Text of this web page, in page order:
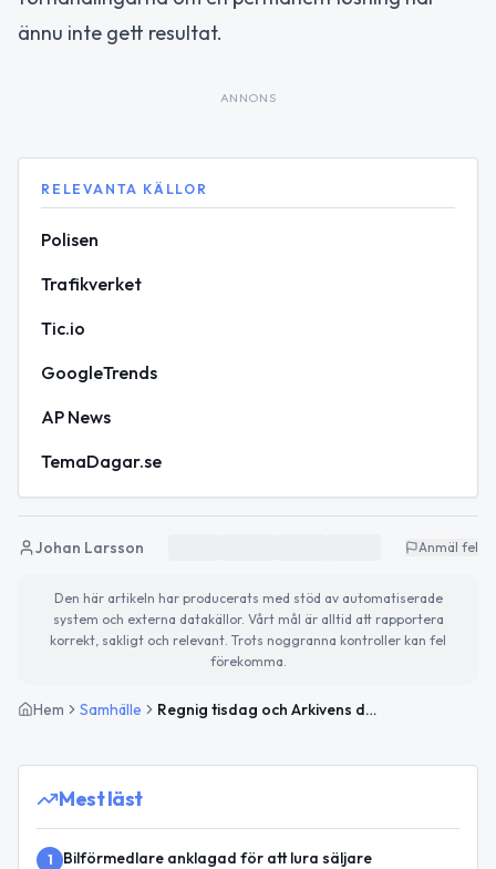
ännu inte gett resultat.
ANNONS
RELEVANTA KÄLLOR
Polisen
Trafikverket
Tic.io
GoogleTrends
AP News
TemaDagar.se
Johan Larsson Anmäl fel
Den här artikeln har producerats med stöd av automatiserade
system och externa datakällor. Vårt mål är alltid att rapportera
korrekt, sakligt och relevant. Trots noggranna kontroller kan fel
förekomma.
Hem Samhälle Regnig tisdag och Arkivens dag – så ser Malmö ut idag
Mest läst
1 Bilförmedlare anklagad för att lura säljare